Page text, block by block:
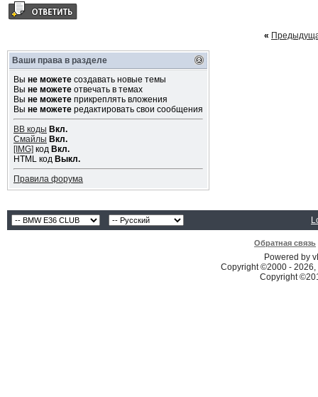
«
Ваши права в разделе
Вы не можетесоздавать новые темы
Вы не можетеотвечать в темах
Вы не можетеприкреплять вложения
Вы не можетередактировать свои сообщения
BB коды Вкл.
Смайлы Вкл.
[IMG] код Вкл.
HTML код Выкл.
Правила форума
Обратная связь
Powered by
Copyright ©2000 -
Copyright